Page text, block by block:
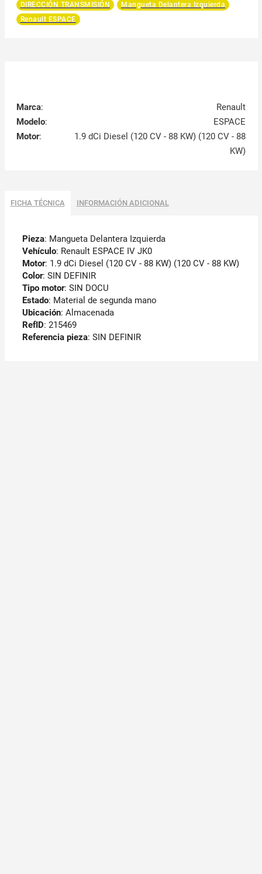
DIRECCIÓN TRANSMISIÓN
Mangueta Delantera Izquierda
Renault ESPACE
Marca:
Renault
Modelo:
ESPACE
Motor:
1.9 dCi Diesel (120 CV - 88 KW) (120 CV - 88
KW)
FICHA TÉCNICA INFORMACIÓN ADICIONAL
Pieza: Mangueta Delantera Izquierda
Vehículo: Renault ESPACE IV JK0
Motor: 1.9 dCi Diesel (120 CV - 88 KW) (120 CV - 88 KW)
Color: SIN DEFINIR
Tipo motor: SIN DOCU
Estado: Material de segunda mano
Ubicación: Almacenada
RefID: 215469
Referencia pieza: SIN DEFINIR